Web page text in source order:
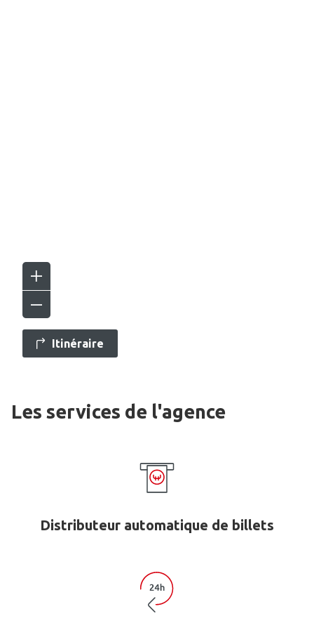
Itinéraire
Les services de l'agence
Distributeur automatique de billets